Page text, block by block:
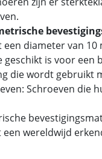
diameter van 10
geschikt is voor een
die wordt
Schroeven die
een wereldwijd